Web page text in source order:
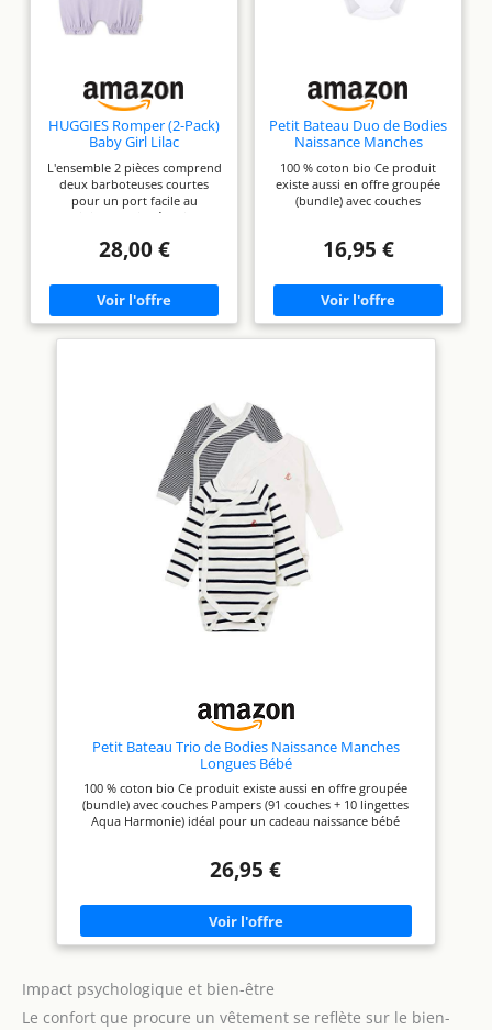
HUGGIES Romper (2-Pack)
Baby Girl Lilac
L'ensemble 2 pièces comprend
deux barboteuses courtes
pour un port facile au
quotidien Fabriqué en jersey
Doux pour la peau de bébé et
28,00 €
Petit Bateau Duo de Bodies
Naissance Manches
100 % coton bio Ce produit
existe aussi en offre groupée
(bundle) avec couches
pour un cadeau naissance
16,95 €
Petit Bateau Trio de Bodies Naissance Manches
Longues Bébé
100 % coton bio Ce produit existe aussi en offre groupée
(bundle) avec couches Pampers (91 couches + 10 lingettes
Aqua Harmonie) idéal pour un cadeau naissance bébé
26,95 €
Impact psychologique et bien-être
Le confort que procure un vêtement se reflète sur le bien-